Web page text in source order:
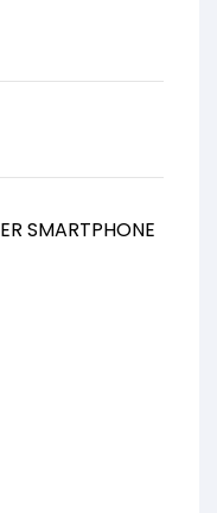
SMARTPHONE